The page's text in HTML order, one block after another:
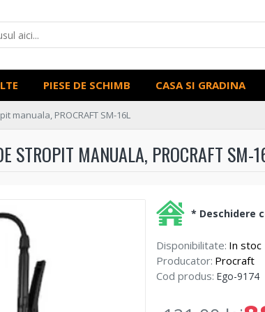
PIESE DE SCHIMB CASA SI GRADINA
manuala, PROCRAFT SM-16L
STROPIT MANUALA, PROCRAFT SM-
Disponibilitate: In stoc
Producator: Procraft
Cod produs: Ego-9174
* Deschidere